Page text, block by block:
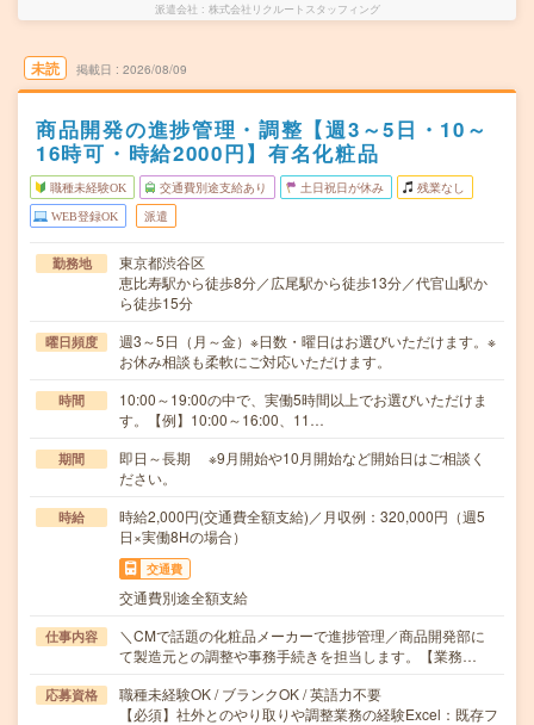
派遣会社 株式会社リクルートスタッフィング
未読 掲載日 2026/08/09
商品開発の進捗管理・調整【週3～5日・10～
16時可・時給2000円】有名化粧品
職種未経験OK 交通費別途支給あり 土日祝日が休み 残業なし
WEB登録OK 派遣
勤務地
東京都渋谷区
恵比寿駅から徒歩8分／広尾駅から徒歩13分／代官山駅か
ら徒歩15分
曜日頻度
週3～5日（月～金）※日数・曜日はお選びいただけます。※
お休み相談も柔軟にご対応いただけます。
時間
10:00～19:00の中で、実働5時間以上でお選びいただけま
す。【例】10:00～16:00、11…
期間
即日～長期 ※9月開始や10月開始など開始日はご相談く
ださい。
時給
時給2,000円(交通費全額支給)／月収例：320,000円（週5
日×実働8Hの場合）
交通費
交通費別途全額支給
仕事内容
＼CMで話題の化粧品メーカーで進捗管理／商品開発部に
て製造元との調整や事務手続きを担当します。【業務…
応募資格
職種未経験OK / ブランクOK / 英語力不要
【必須】社外とのやり取りや調整業務の経験Excel：既存フ